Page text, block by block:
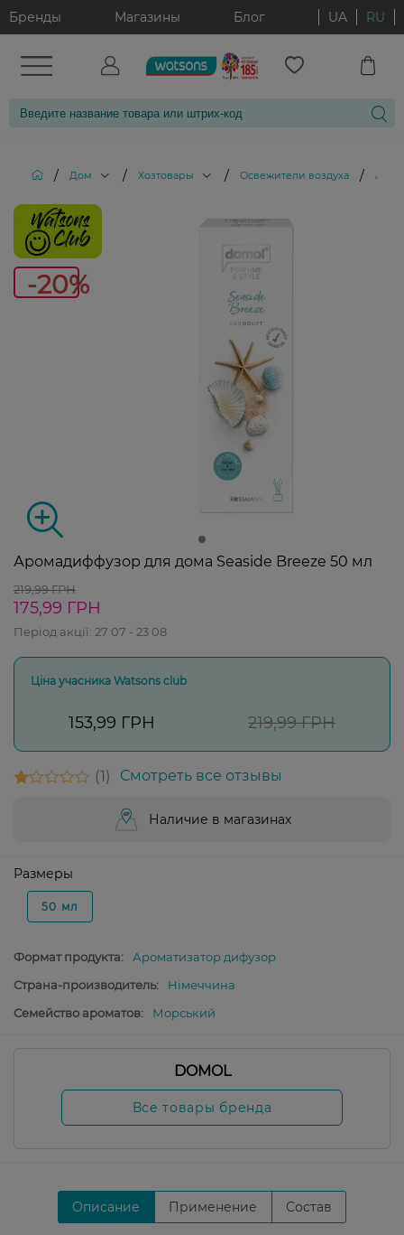
Бренды Магазины Блог UA RU
/ Дом / Хозтовары / Освежители воздуха /
-20%
Аромадиффузор для дома Seaside Breeze 50 мл
219,99 ГРН
175,99 ГРН
Період акції: 27 07 - 23 08
Ціна учасника Watsons club
153,99 ГРН 219,99 ГРН
1 Смотреть все отзывы
Наличие в магазинах
Размеры
50 мл
Формат продукта:
Ароматизатор дифузор
Страна-производитель:
Німеччина
Семейство ароматов:
Морський
DOMOL
Все товары бренда
Описание Применение Состав